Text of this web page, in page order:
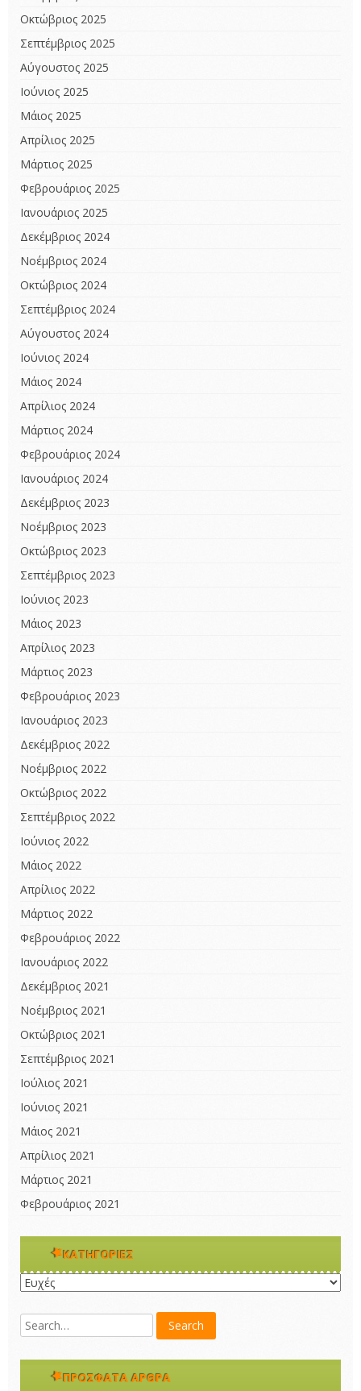
Οκτώβριος 2025
Σεπτέμβριος 2025
Αύγουστος 2025
Ιούνιος 2025
Μάιος 2025
Απρίλιος 2025
Μάρτιος 2025
Φεβρουάριος 2025
Ιανουάριος 2025
Δεκέμβριος 2024
Νοέμβριος 2024
Οκτώβριος 2024
Σεπτέμβριος 2024
Αύγουστος 2024
Ιούνιος 2024
Μάιος 2024
Απρίλιος 2024
Μάρτιος 2024
Φεβρουάριος 2024
Ιανουάριος 2024
Δεκέμβριος 2023
Νοέμβριος 2023
Οκτώβριος 2023
Σεπτέμβριος 2023
Ιούνιος 2023
Μάιος 2023
Απρίλιος 2023
Μάρτιος 2023
Φεβρουάριος 2023
Ιανουάριος 2023
Δεκέμβριος 2022
Νοέμβριος 2022
Οκτώβριος 2022
Σεπτέμβριος 2022
Ιούνιος 2022
Μάιος 2022
Απρίλιος 2022
Μάρτιος 2022
Φεβρουάριος 2022
Ιανουάριος 2022
Δεκέμβριος 2021
Νοέμβριος 2021
Οκτώβριος 2021
Σεπτέμβριος 2021
Ιούλιος 2021
Ιούνιος 2021
Μάιος 2021
Απρίλιος 2021
Μάρτιος 2021
Φεβρουάριος 2021
KΑΤΗΓΟΡΊΕΣ
Kατηγορίες
ΠΡΌΣΦΑΤΑ ΆΡΘΡΑ